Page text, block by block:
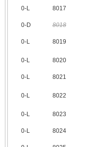
0‑L 8017
0‑D 8018
0‑L 8019
0‑L 8020
0‑L 8021
0‑L 8022
0‑L 8023
0‑L 8024